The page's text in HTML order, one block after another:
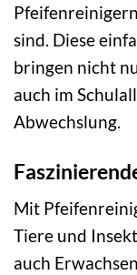
sind. Diese
bringen nicht
auch im
Abwechslung.
Mit
Tiere und
auch